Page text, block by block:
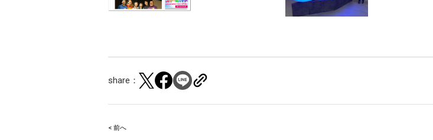
share：
Post
< 前へ